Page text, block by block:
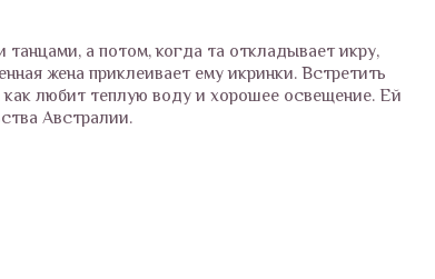
а потом, когда та откладывает икру,
жена приклеивает ему икринки. Встретить
любит теплую воду и хорошее освещение. Ей
Австралии.